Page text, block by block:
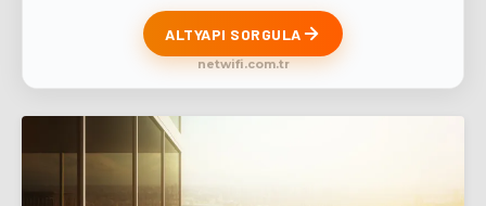
ALTYAPI SORGULA
netwifi.com.tr